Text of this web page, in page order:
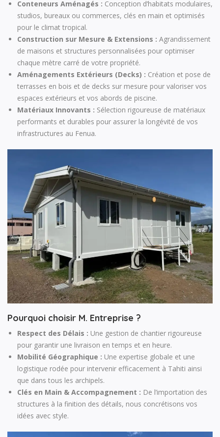
Conteneurs Aménagés : Conception d’habitats modulaires,
studios, bureaux ou commerces, clés en main et optimisés
pour le climat tropical.
Construction sur Mesure & Extensions : Agrandissement
de maisons et structures personnalisées pour optimiser
chaque mètre carré de votre propriété.
Aménagements Extérieurs (Decks) : Création et pose de
terrasses en bois et de decks sur mesure pour valoriser vos
espaces extérieurs et vos abords de piscine.
Matériaux Innovants : Sélection rigoureuse de matériaux
performants et durables pour assurer la longévité de vos
infrastructures au Fenua.
Pourquoi choisir M. Entreprise ?
Respect des Délais : Une gestion de chantier rigoureuse
pour garantir une livraison en temps et en heure.
Mobilité Géographique : Une expertise globale et une
logistique rodée pour intervenir efficacement à Tahiti ainsi
que dans tous les archipels.
Clés en Main & Accompagnement : De l’importation des
structures à la finition des détails, nous concrétisons vos
idées avec style.